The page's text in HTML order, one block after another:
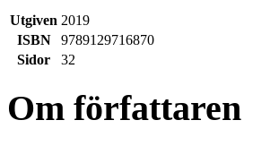
Utgiven 2019
ISBN
9789129716870
Sidor
32
Om författaren